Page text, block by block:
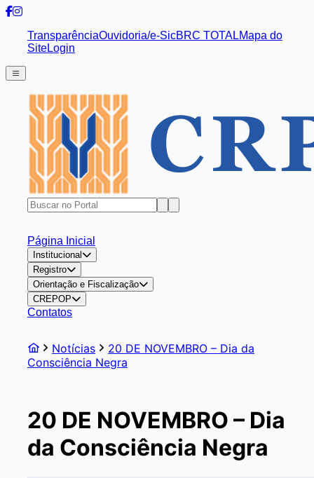
TransparênciaOuvidoria/e-SicBRC TOTALMapa do
SiteLogin
Página Inicial
Institucional
Registro
Orientação e Fiscalização
CREPOP
Contatos
Notícias
20 DE NOVEMBRO – Dia da
Consciência Negra
20 DE NOVEMBRO – Dia
da Consciência Negra